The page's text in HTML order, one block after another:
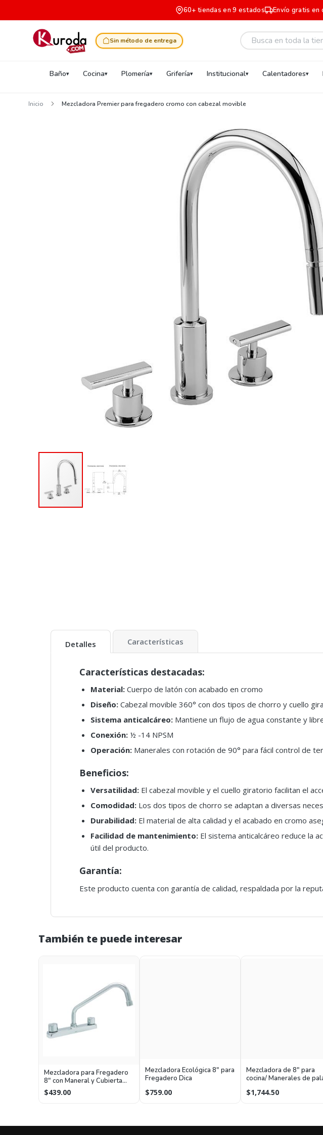
60+ tiendas en 9 estados Envío gratis en
Sin método de entrega
Baño Cocina Plomería Grifería Institucional Calentadores
Inicio Mezcladora Premier para fregadero cromo con cabezal movible
Detalles
Características destacadas:
Material: Cuerpo de latón con acabado en cromo
Diseño: Cabezal movible 360° con dos tipos de chorro y cuello
Sistema anticalcáreo: Mantiene un flujo de agua constante y
Conexión: ½ -14 NPSM
Operación: Manerales con rotación de 90° para fácil control de
Beneficios:
Versatilidad: El cabezal movible y el cuello giratorio facilitan el
Comodidad: Los dos tipos de chorro se adaptan a diversas
Durabilidad: El material de alta calidad y el acabado en cromo
Facilidad de mantenimiento: El sistema anticalcáreo reduce la
útil del producto.
Garantía:
Este producto cuenta con garantía de calidad, respaldada por la
Características
También te puede interesar
Mezcladora para Fregadero
8" con Maneral y Cubierta
Dica
$439.00
Mezcladora Ecológica 8" para
Fregadero Dica
$759.00
Mezcladora de 8" para
cocina/ Manerales de
$1,744.50